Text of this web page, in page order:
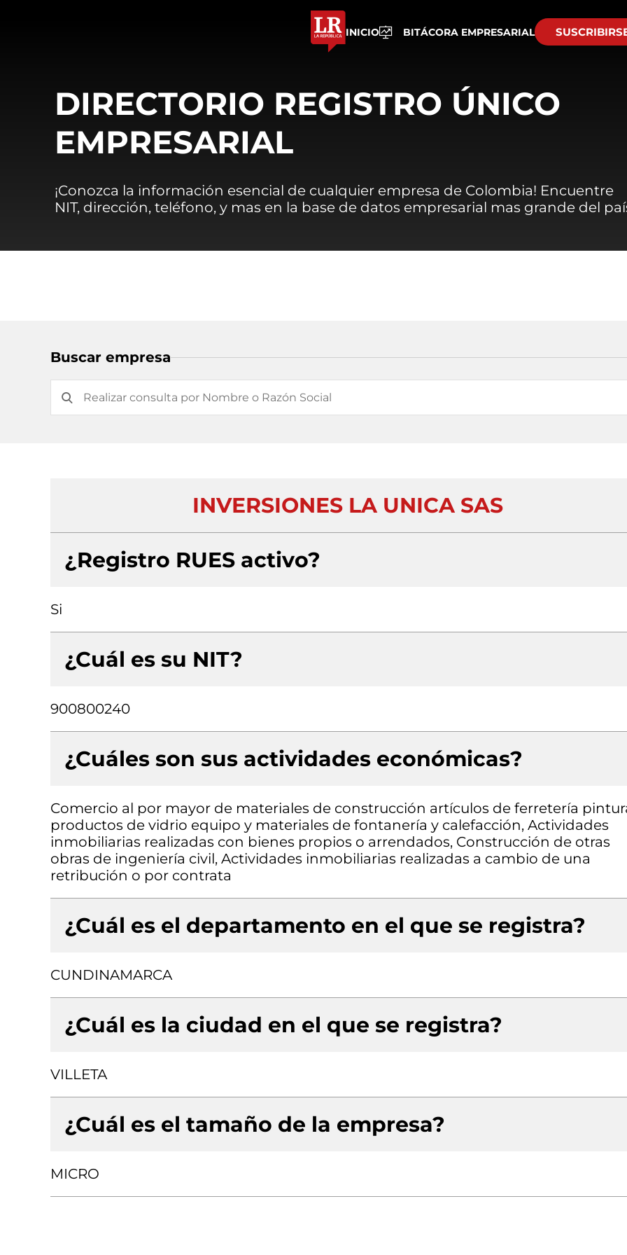
INICIO BITÁCORA EMPRESARIAL
DIRECTORIO REGISTRO ÚNICO
EMPRESARIAL
¡Conozca la información esencial de cualquier empresa de Colombia! Encuentre
NIT, dirección, teléfono, y mas en la base de datos empresarial mas grande del
Buscar empresa
INVERSIONES LA UNICA SAS
¿Registro RUES activo?
Si
¿Cuál es su NIT?
900800240
¿Cuáles son sus actividades económicas?
Comercio al por mayor de materiales de construcción artículos de ferretería
productos de vidrio equipo y materiales de fontanería y calefacción, Actividades
inmobiliarias realizadas con bienes propios o arrendados, Construcción de otras
obras de ingeniería civil, Actividades inmobiliarias realizadas a cambio de una
retribución o por contrata
¿Cuál es el departamento en el que se registra?
CUNDINAMARCA
¿Cuál es la ciudad en el que se registra?
VILLETA
¿Cuál es el tamaño de la empresa?
MICRO